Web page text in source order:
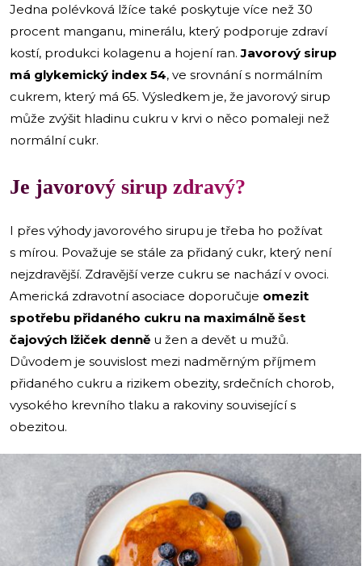
Jedna polévková lžíce také poskytuje více než 30
procent manganu, minerálu, který podporuje zdraví
kostí, produkci kolagenu a hojení ran.Javorový sirup
má glykemický index 54, ve srovnání s normálním
cukrem, který má 65. Výsledkem je, že javorový sirup
může zvýšit hladinu cukru v krvi o něco pomaleji než
normální cukr.
Je javorový sirup zdravý?
I přes výhody javorového sirupu je třeba ho požívat
s mírou. Považuje se stále za přidaný cukr, který není
nejzdravější. Zdravější verze cukru se nachází v ovoci.
Americká zdravotní asociace doporučuje omezit
spotřebu přidaného cukru na maximálně šest
čajových lžiček denně u žen a devět u mužů.
Důvodem je souvislost mezi nadměrným příjmem
přidaného cukru a rizikem obezity, srdečních chorob,
vysokého krevního tlaku a rakoviny související s
obezitou.